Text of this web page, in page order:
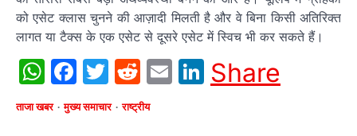
को एसेट क्लास चुनने की आज़ादी मिलती है और वे बिना किसी अतिरिक्त
लागत या टैक्स के एक एसेट से दूसरे एसेट में स्विच भी कर सकते हैं।
WhatsApp
Facebook
Twitter
Reddit
EmailLinkedIn
Share
ताजा खबर मुख्य समाचार राष्ट्रीय